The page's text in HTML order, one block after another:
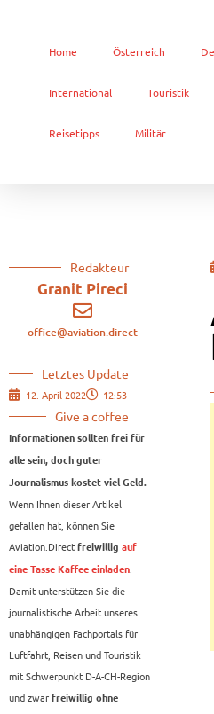
Home Österreich
International Touristik
Reisetipps Militär
Redakteur
Granit Pireci
office@aviation.direct
Letztes Update
12. April 2022 12:53
Give a coffee
Informationen sollten frei für
alle sein, doch guter
Journalismus kostet viel Geld.
Wenn Ihnen dieser Artikel
gefallen hat, können Sie
Aviation.Direct freiwillig auf
eine Tasse Kaffee einladen
Damit unterstützen Sie die
journalistische Arbeit unseres
unabhängigen Fachportals für
Luftfahrt, Reisen und Touristik
mit Schwerpunkt D-A-CH-Region
und zwar freiwillig ohne